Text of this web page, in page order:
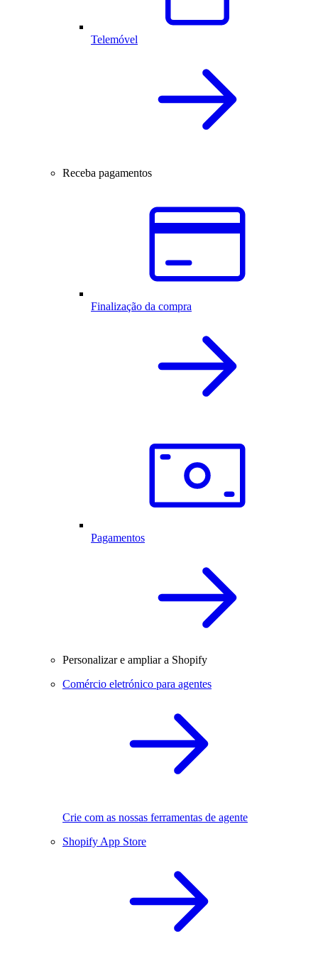
Telemóvel
Receba pagamentos
Finalização da compra
Pagamentos
Personalizar e ampliar a Shopify
Comércio eletrónico para agentes
Crie com as nossas ferramentas de agente
Shopify App Store